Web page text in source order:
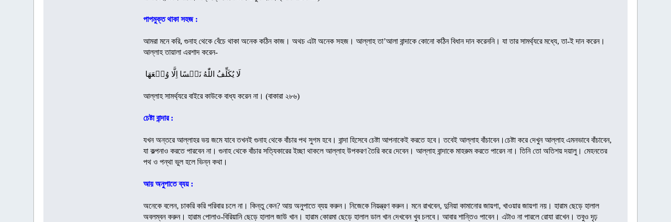
পাপমুক্ত থাকা সহজ :
আমরা মনে করি, গুনাহ থেকে বেঁচে থাকা অনেক কঠিন কাজ। অথচ এটা অনেক সহজ। আল্লাহ তা’আলা বান্দাকে কোনো কঠিন বিধান দান করেননি। যা তার সামর্থ্যরে মধ্যে, তা-ই দান করেন।
আল্লাহ তায়ালা এরশাদ করেন-
لَا یُکَلِّفُ اللّٰهُ نَفۡسًا اِلَّا وُسۡعَهَا
আল্লাহ সামর্থ্যরে বাইরে কাউকে বাধ্য করেন না। (বাকারা ২৮৬)
চেষ্টা বান্দার :
যখন অন্তরে আল্লাহর ভয় জমে যাবে তখনই গুনাহ থেকে বাঁচার পথ সুগম হবে। বান্দা হিসেবে চেষ্টা আপনাকেই করতে হবে। তবেই আল্লাহ বাঁচাবেন।চেষ্টা করে দেখুন আল্লাহ এমনভাবে বাঁচাবেন,
যা কল্পনাও করতে পারবেন না। গুনাহ থেকে বাঁচার সত্যিকারের ইচ্ছা থাকলে আল্লাহ উপকরণ তৈরি করে দেবেন। আল্লাহ বান্দাকে মাহরুম করতে পারেন না। তিনি তো অতিশয় দয়ালু। মেহনতের
পথ ও পন্থা ভুল হলে ভিন্ন কথা।
আয় অনুপাতে ব্যয় :
অনেকে বলেন, চাকরি করি পরিবার চলে না। কিন্তু কেন? আয় অনুপাতে ব্যয় করুন। নিজেকে নিয়ন্ত্রণ করুন। মনে রাখবেন, দুনিয়া কামানোর জায়গা, খাওয়ার জায়গা নয়। হারাম ছেড়ে হালাল
অবলম্বন করুন। হারাম পোলাও-বিরিয়ানি ছেড়ে হালাল জাউ খান। হারাম কোরমা ছেড়ে হালাল ডাল খান দেখবেন খুব চলবে। আবার শান্তিও পাবেন। এটাও না পারলে রোযা রাখেন। তবুও দৃঢ়